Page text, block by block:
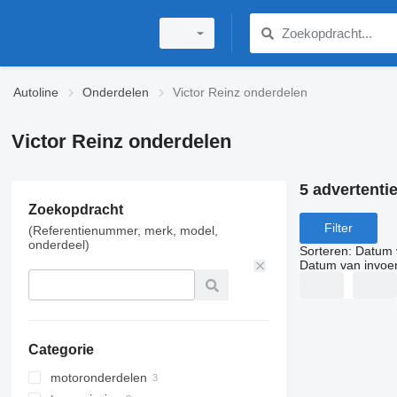
Autoline Onderdelen Victor Reinz onderdelen
Victor Reinz onderdelen
Zoekopdracht
(Referentienummer, merk, model,
onderdeel)
Categorie
motoronderdelen
5
Filter
Sorteren: Datum
Datum van